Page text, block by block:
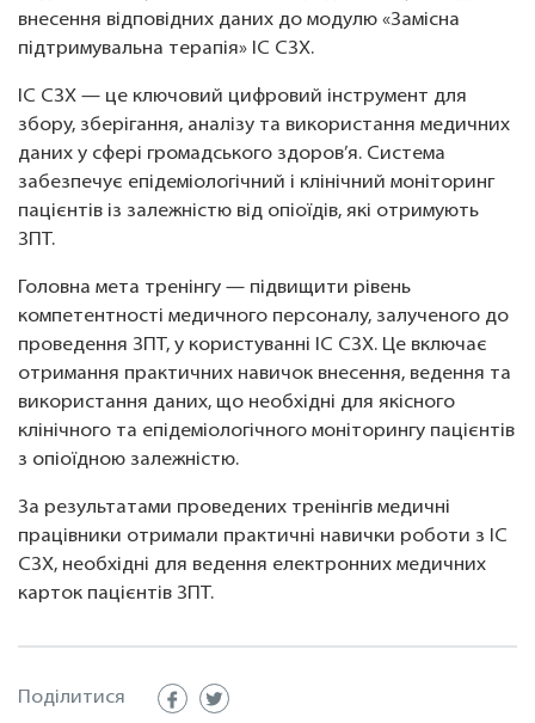
внесення відповідних даних до модулю «Замісна
підтримувальна терапія» ІС СЗХ.
ІС СЗХ — це ключовий цифровий інструмент для
збору, зберігання, аналізу та використання медичних
даних у сфері громадського здоров’я. Система
забезпечує епідеміологічний і клінічний моніторинг
пацієнтів із залежністю від опіоїдів, які отримують
ЗПТ.
Головна мета тренінгу — підвищити рівень
компетентності медичного персоналу, залученого до
проведення ЗПТ, у користуванні ІС СЗХ. Це включає
отримання практичних навичок внесення, ведення та
використання даних, що необхідні для якісного
клінічного та епідеміологічного моніторингу пацієнтів
з опіоїдною залежністю.
За результатами проведених тренінгів медичні
працівники отримали практичні навички роботи з ІС
СЗХ, необхідні для ведення електронних медичних
карток пацієнтів ЗПТ.
Поділитися